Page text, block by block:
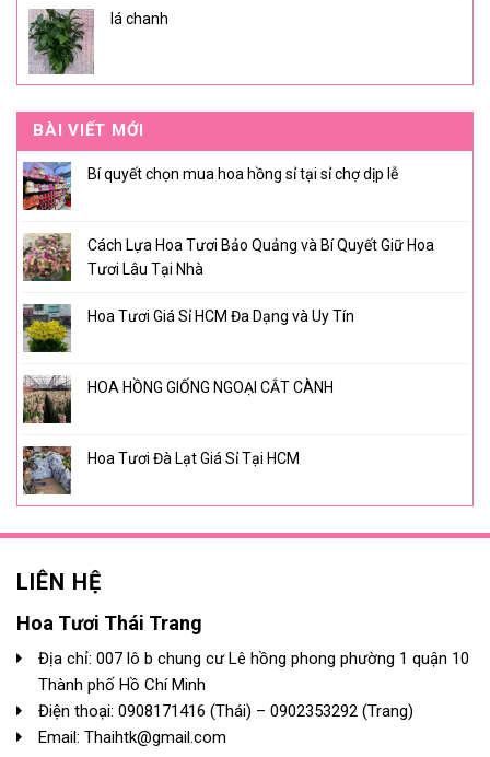
lá chanh
BÀI VIẾT MỚI
Bí quyết chọn mua hoa hồng sỉ tại sỉ chợ dịp lễ
Cách Lựa Hoa Tươi Bảo Quảng và Bí Quyết Giữ Hoa
Tươi Lâu Tại Nhà
Hoa Tươi Giá Sỉ HCM Đa Dạng và Uy Tín
HOA HỒNG GIỐNG NGOẠI CẮT CÀNH
Hoa Tươi Đà Lạt Giá Sỉ Tại HCM
LIÊN HỆ
Hoa Tươi Thái Trang
Địa chỉ: 007 lô b chung cư Lê hồng phong phường 1 quận 10
Thành phố Hồ Chí Minh
Điện thoại: 0908171416 (Thái) – 0902353292 (Trang)
Email: Thaihtk@gmail.com